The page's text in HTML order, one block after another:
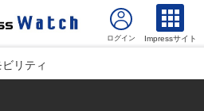
Impressサイト
ビリティ